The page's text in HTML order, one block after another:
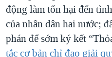
động làm tổn hại đến
của nhân dân hai nước;
phán để sớm ký kết
tắc cơ bản chỉ đạo giải